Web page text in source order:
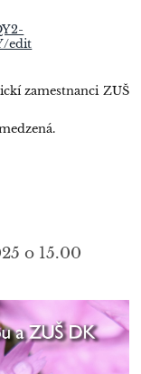
edit
zamestnanci ZUŠ
o 15.00